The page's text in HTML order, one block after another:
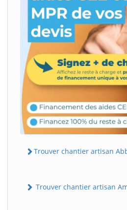
Trouver chantier artisan
Trouver chantier artisan